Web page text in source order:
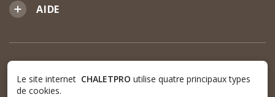
AIDE
Le site internet CHALETPRO utilise quatre principaux types
de cookies.